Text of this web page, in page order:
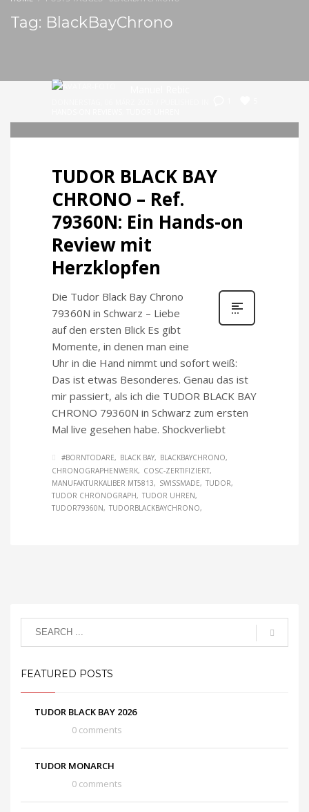
Tag: BlackBayChrono
TUDOR BLACK BAY
CHRONO – Ref.
79360N: Ein Hands-on
Review mit
Herzklopfen
Die Tudor Black Bay Chrono
79360N in Schwarz – Liebe
auf den ersten Blick Es gibt
Momente, in denen man eine
Uhr in die Hand nimmt und sofort weiß:
Das ist etwas Besonderes. Genau das ist
mir passiert, als ich die TUDOR BLACK BAY
CHRONO 79360N in Schwarz zum ersten
Mal live gesehen habe. Shockverliebt
#BORNTODARE BLACK BAY
BLACKBAYCHRONO
CHRONOGRAPHENWERK
COSC-ZERTIFIZIERT
MANUFAKTURKALIBER MT5813
SWISSMADE
TUDOR
TUDOR CHRONOGRAPH
TUDOR UHREN
TUDOR79360N
TUDORBLACKBAYCHRONO
FEATURED POSTS
TUDOR BLACK BAY 2026
0 comments
TUDOR MONARCH
0 comments